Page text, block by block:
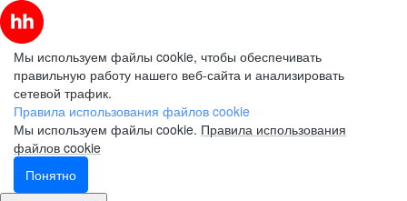
Мы используем файлы cookie, чтобы обеспечивать
правильную работу нашего веб-сайта и анализировать
сетевой трафик.
Правила использования файлов cookie
Мы используем файлы cookie. Правила использования
файлов cookie
Понятно